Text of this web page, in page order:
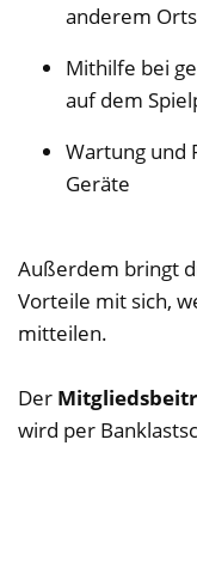
anderem
Mithilfe bei
auf dem
Wartung und
Geräte
Außerdem bringt
Vorteile mit sich,
mitteilen.
Der
wird per